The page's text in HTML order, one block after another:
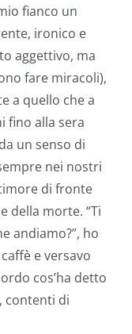
fianco un
ironico e
aggettivo, ma
fare miracoli),
a quello che a
fino alla sera
un senso di
nei nostri
di fronte
della morte. “Ti
andiamo?”, ho
e versavo
cos’ha detto
contenti di